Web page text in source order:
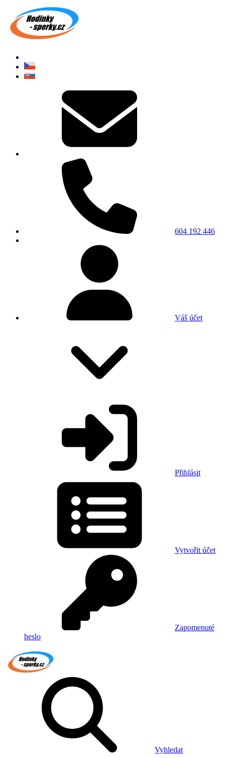
604 192 446
Váš účet
Přihlásit
Vytvořit účet
Zapomenuté
heslo
Vyhledat